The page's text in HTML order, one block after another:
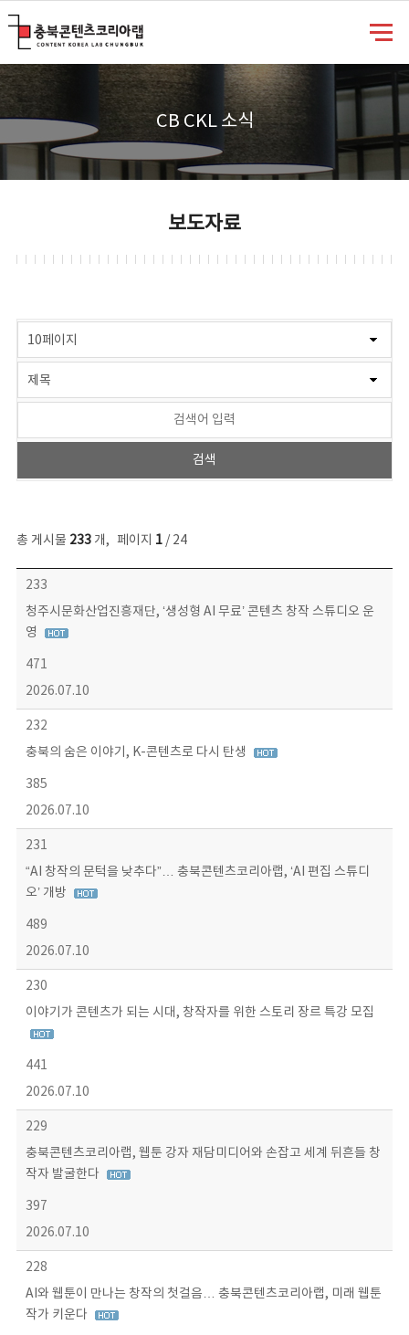
CB CKL 소식
보도자료
총 게시물 233개, 페이지 1/ 24
보도자료 목록 - 번호, 제목, 작성자, 파일, 조회수, 작성일 정보 제공
233
청주시문화산업진흥재단, ‘생성형 AI 무료’ 콘텐츠 창작 스튜디오 운
영
471
2026.07.10
232
충북의 숨은 이야기, K-콘텐츠로 다시 탄생
385
2026.07.10
231
“AI 창작의 문턱을 낮추다”… 충북콘텐츠코리아랩, ‘AI 편집 스튜디
오’ 개방
489
2026.07.10
230
이야기가 콘텐츠가 되는 시대, 창작자를 위한 스토리 장르 특강 모집
441
2026.07.10
229
충북콘텐츠코리아랩, 웹툰 강자 재담미디어와 손잡고 세계 뒤흔들 창
작자 발굴한다
397
2026.07.10
228
AI와 웹툰이 만나는 창작의 첫걸음… 충북콘텐츠코리아랩, 미래 웹툰
작가 키운다